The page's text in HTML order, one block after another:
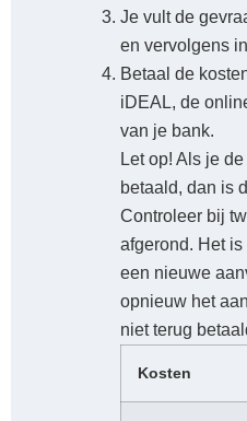
Je vult de
en vervolgens
Betaal de
iDEAL, de
van je bank.
Let op! Als je
betaald, dan is
Controleer bij
afgerond. Het
een nieuwe
opnieuw het
niet terug
Kosten